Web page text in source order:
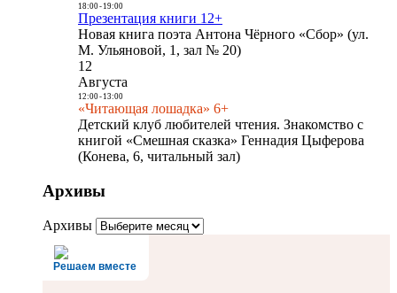
18:00- 19:00
Презентация книги 12+
Новая книга поэта Антона Чёрного «Сбор» (ул.
М. Ульяновой, 1, зал № 20)
12
Августа
12:00- 13:00
«Читающая лошадка» 6+
Детский клуб любителей чтения. Знакомство с
книгой «Смешная сказка» Геннадия Цыферова
(Конева, 6, читальный зал)
Архивы
Архивы
Решаем вместе